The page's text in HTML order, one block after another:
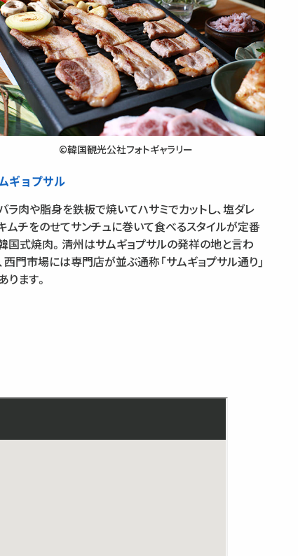
©韓国観光公社フォトギャラリー
ギョプサル
ラ肉や脂身を鉄板で焼いてハサミでカットし、塩ダレ
ムチをのせてサンチュに巻いて食べるスタイルが定番
国式焼肉。清州はサムギョプサルの発祥の地と言わ
西門市場には専門店が並ぶ通称「サムギョプサル通り」
ります。